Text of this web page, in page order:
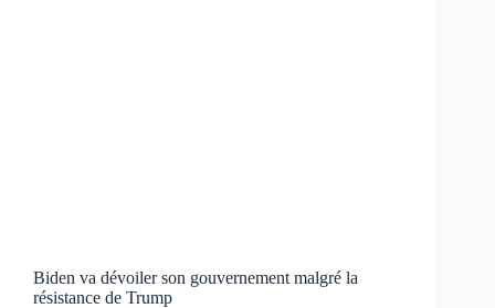
Biden va dévoiler son gouvernement malgré la
résistance de Trump